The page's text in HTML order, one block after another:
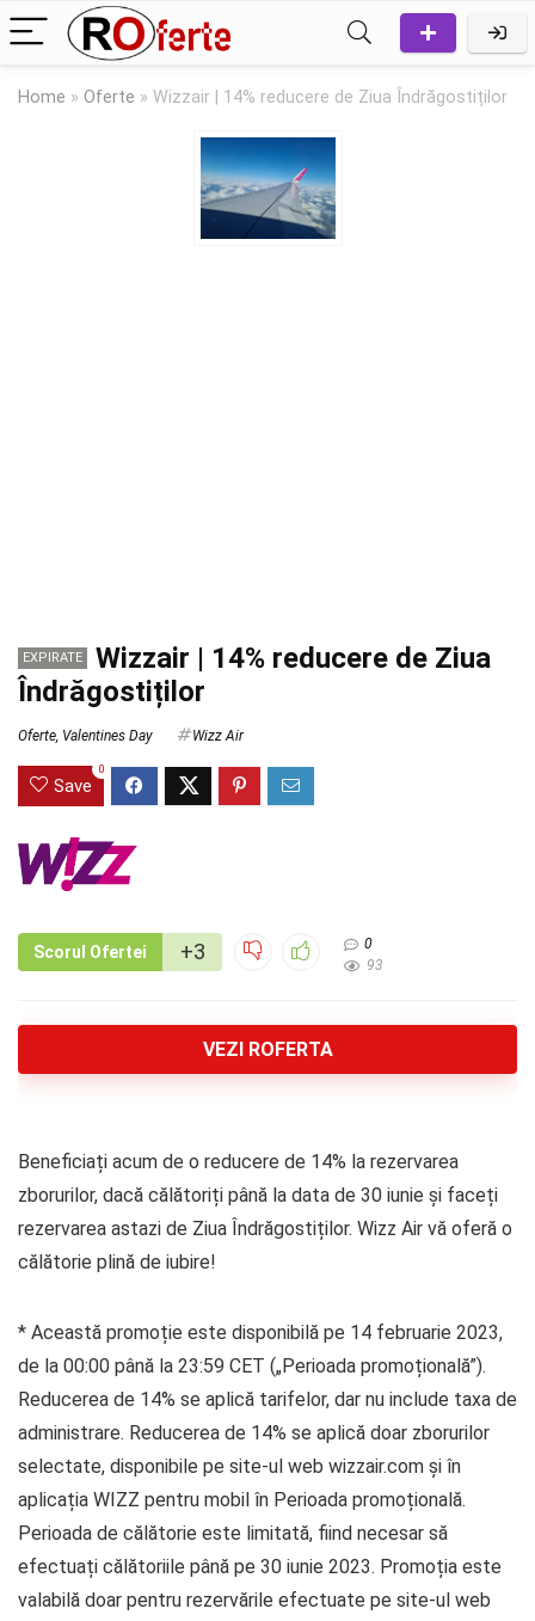
Home » Oferte » Wizzair | 14% reducere de Ziua Îndrăgostiților
EXPIRATE
Wizzair | 14% reducere de Ziua
Îndrăgostiților
Oferte Valentines Day Wizz Air
Save
0
Scorul Ofertei +3
0
93
VEZI ROFERTA
Beneficiați acum de o reducere de 14% la rezervarea
zborurilor, dacă călătoriți până la data de 30 iunie și faceți
rezervarea astazi de Ziua Îndrăgostiților. Wizz Air vă oferă o
călătorie plină de iubire!
* Această promoție este disponibilă pe 14 februarie 2023,
de la 00:00 până la 23:59 CET („Perioada promoțională”).
Reducerea de 14% se aplică tarifelor, dar nu include taxa de
administrare. Reducerea de 14% se aplică doar zborurilor
selectate, disponibile pe site-ul web wizzair.com și în
aplicația WIZZ pentru mobil în Perioada promoțională.
Perioada de călătorie este limitată, fiind necesar să
efectuați călătoriile până pe 30 iunie 2023. Promoția este
valabilă doar pentru rezervările efectuate pe site-ul web